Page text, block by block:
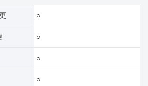
○
○
○
○